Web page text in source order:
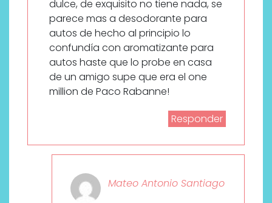
dulce, de exquisito no tiene nada, se
parece mas a desodorante para
autos de hecho al principio lo
confundía con aromatizante para
autos haste que lo probe en casa
de un amigo supe que era el one
million de Paco Rabanne!
Responder
Mateo Antonio Santiago